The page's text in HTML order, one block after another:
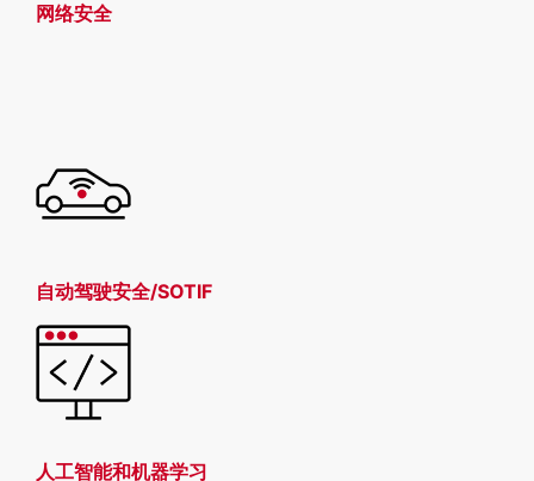
网络安全
自动驾驶安全/SOTIF
人工智能和机器学习